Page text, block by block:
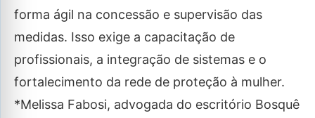
forma ágil na concessão e supervisão das
medidas. Isso exige a capacitação de
profissionais, a integração de sistemas e o
fortalecimento da rede de proteção à mulher.
*Melissa Fabosi, advogada do escritório Bosquê